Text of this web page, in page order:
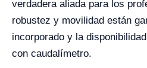
verdadera aliada para los
robustez y movilidad están
incorporado y la
con caudalímetro.